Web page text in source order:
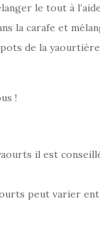
le tout à
la carafe et
de la
!
il est
peut varier